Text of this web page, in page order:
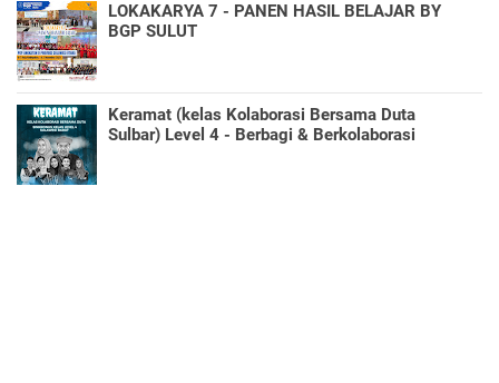
LOKAKARYA 7 - PANEN HASIL BELAJAR BY
BGP SULUT
Keramat (kelas Kolaborasi Bersama Duta
Sulbar) Level 4 - Berbagi & Berkolaborasi